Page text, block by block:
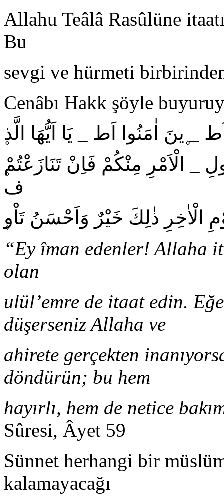
Allahu Teâlâ Rasûlüne
Bu
sevgi ve hürmeti
Cenâbı Hakk şöyle
_ ۪ينَ اٰمَنُوا اَط _ يَا اَيُّهَا الَّذ
ف
الْاٰخِرِ ذٰلِكَ خَيْرٌ وَاَحْسَنُ تَاْو
“Ey îman edenler! Allaha
olan
ulül’emre de itaat edin.
düşerseniz Allaha ve
ahirete gerçekten
döndürün; bu hem
hayırlı, hem de netice
Sûresi, Âyet 59
Sünnet herhangi bir
kalamayacağı